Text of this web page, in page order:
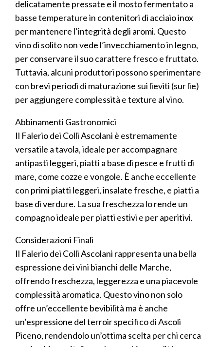
delicatamente pressate e il mosto fermentato a
basse temperature in contenitori di acciaio inox
per mantenere l’integrità degli aromi. Questo
vino di solito non vede l’invecchiamento in legno,
per conservare il suo carattere fresco e fruttato.
Tuttavia, alcuni produttori possono sperimentare
con brevi periodi di maturazione sui lieviti (sur lie)
per aggiungere complessità e texture al vino.
Abbinamenti Gastronomici
Il Falerio dei Colli Ascolani è estremamente
versatile a tavola, ideale per accompagnare
antipasti leggeri, piatti a base di pesce e frutti di
mare, come cozze e vongole. È anche eccellente
con primi piatti leggeri, insalate fresche, e piatti a
base di verdure. La sua freschezza lo rende un
compagno ideale per piatti estivi e per aperitivi.
Considerazioni Finali
Il Falerio dei Colli Ascolani rappresenta una bella
espressione dei vini bianchi delle Marche,
offrendo freschezza, leggerezza e una piacevole
complessità aromatica. Questo vino non solo
offre un’eccellente bevibilità ma è anche
un’espressione del terroir specifico di Ascoli
Piceno, rendendolo un’ottima scelta per chi cerca